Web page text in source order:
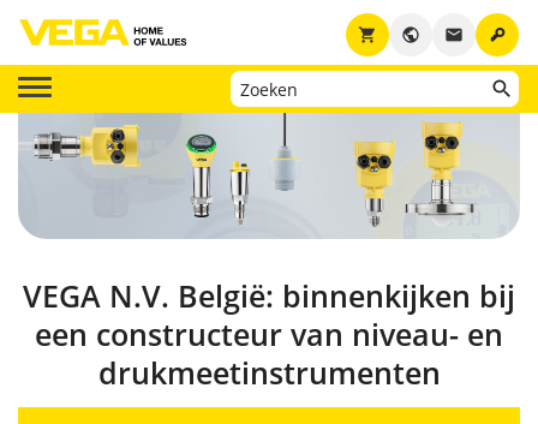
key
email
public
shopping_cart
VEGA N.V. België: binnenkijken bij
een constructeur van niveau- en
drukmeetinstrumenten